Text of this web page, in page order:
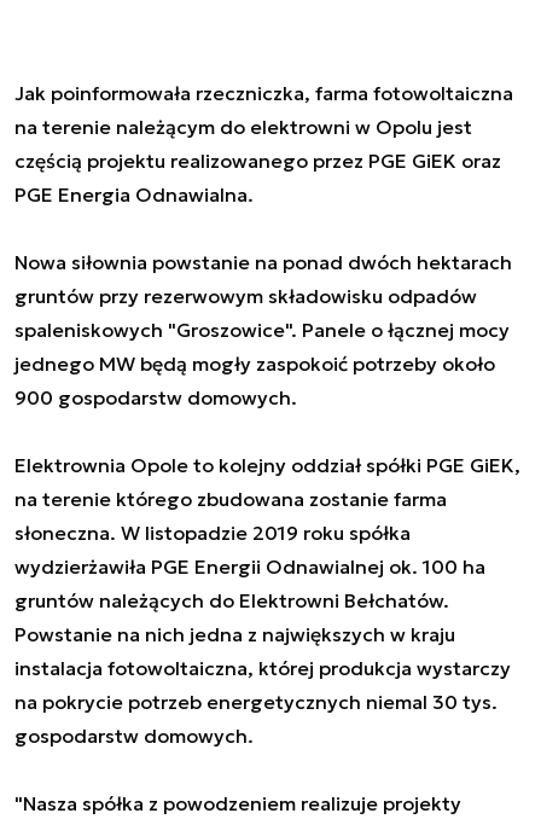
Jak poinformowała rzeczniczka, farma fotowoltaiczna
na terenie należącym do elektrowni w Opolu jest
częścią projektu realizowanego przez PGE GiEK oraz
PGE Energia Odnawialna.
Nowa siłownia powstanie na ponad dwóch hektarach
gruntów przy rezerwowym składowisku odpadów
spaleniskowych "Groszowice". Panele o łącznej mocy
jednego MW będą mogły zaspokoić potrzeby około
900 gospodarstw domowych.
Elektrownia Opole to kolejny oddział spółki PGE GiEK,
na terenie którego zbudowana zostanie farma
słoneczna. W listopadzie 2019 roku spółka
wydzierżawiła PGE Energii Odnawialnej ok. 100 ha
gruntów należących do Elektrowni Bełchatów.
Powstanie na nich jedna z największych w kraju
instalacja fotowoltaiczna, której produkcja wystarczy
na pokrycie potrzeb energetycznych niemal 30 tys.
gospodarstw domowych.
"Nasza spółka z powodzeniem realizuje projekty